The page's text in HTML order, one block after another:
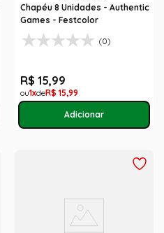
Chapéu 8 Unidades - Authentic
Games - Festcolor
(0)
R$ 15,99
1 R$ 15,99